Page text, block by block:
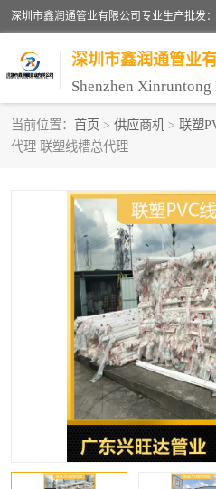
深圳市鑫润通管业
当前位置： 首页 > 供应商机 > 联塑
代理 联塑线槽总代理
HDPE管材给水管
HDPE双壁波纹管
UPVC电力通讯管
联塑PVC管
联塑PE管